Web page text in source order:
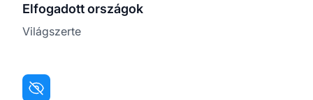
Elfogadott országok
Világszerte